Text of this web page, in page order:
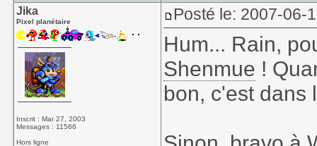
Jika
Pixel planétaire
Inscrit : Mar 27, 2003
Messages : 11566
Hors ligne
Posté le: 2007-06-
Hum... Rain,
Shenmue !
bon, c'est dans